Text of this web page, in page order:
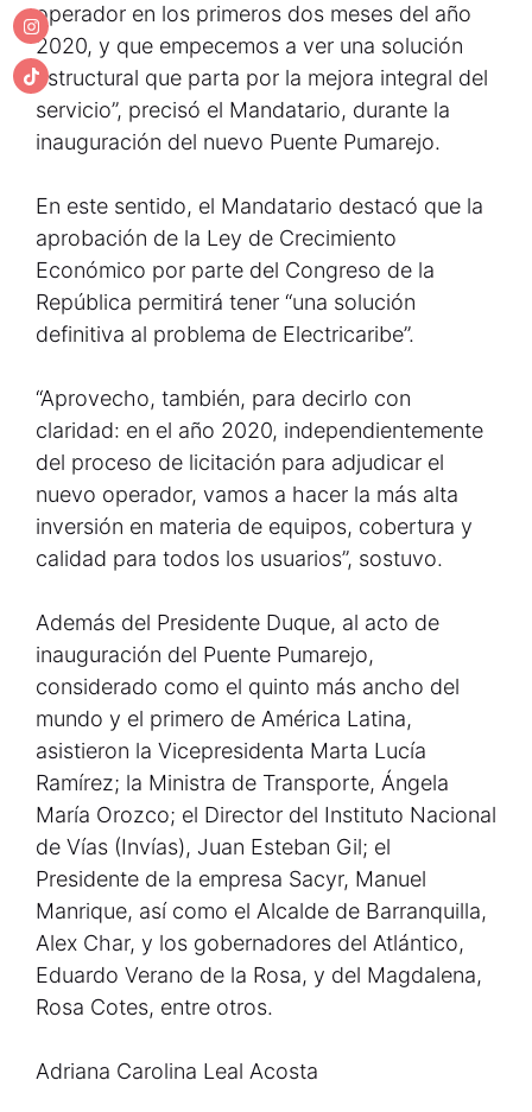
operador en los primeros dos meses del año
2020, y que empecemos a ver una solución
estructural que parta por la mejora integral del
servicio”, precisó el Mandatario, durante la
inauguración del nuevo Puente Pumarejo.
En este sentido, el Mandatario destacó que la
aprobación de la Ley de Crecimiento
Económico por parte del Congreso de la
República permitirá tener “una solución
definitiva al problema de Electricaribe”.
“Aprovecho, también, para decirlo con
claridad: en el año 2020, independientemente
del proceso de licitación para adjudicar el
nuevo operador, vamos a hacer la más alta
inversión en materia de equipos, cobertura y
calidad para todos los usuarios”, sostuvo.
Además del Presidente Duque, al acto de
inauguración del Puente Pumarejo,
considerado como el quinto más ancho del
mundo y el primero de América Latina,
asistieron la Vicepresidenta Marta Lucía
Ramírez; la Ministra de Transporte, Ángela
María Orozco; el Director del Instituto Nacional
de Vías (Invías), Juan Esteban Gil; el
Presidente de la empresa Sacyr, Manuel
Manrique, así como el Alcalde de Barranquilla,
Alex Char, y los gobernadores del Atlántico,
Eduardo Verano de la Rosa, y del Magdalena,
Rosa Cotes, entre otros.
Adriana Carolina Leal Acosta